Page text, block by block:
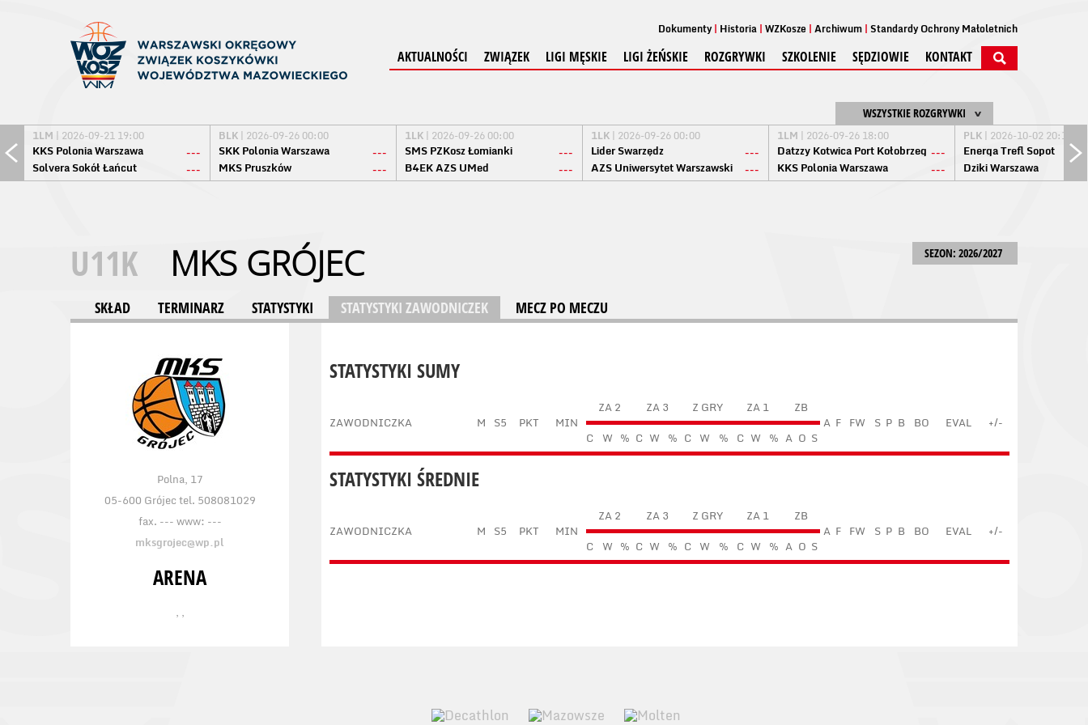
Dokumenty Historia WZKosze Archiwum Standardy Ochrony Małoletnich
AKTUALNOŚCI ZWIĄZEK LIGI MĘSKIE LIGI ŻEŃSKIE ROZGRYWKI SZKOLENIE SĘDZIOWIE KONTAKT
WSZYSTKIE ROZGRYWKI
1LM | 2026-09-21 19:00
KKS Polonia Warszawa
---
Solvera Sokół Łańcut
---
BLK | 2026-09-26 00:00
SKK Polonia Warszawa
---
MKS Pruszków
---
1LK | 2026-09-26 00:00
SMS PZKosz Łomianki
---
B4EK AZS UMed
---
1LK | 2026-09-26 00:00
Lider Swarzędz
---
AZS Uniwersytet Warszawski
---
1LM | 2026-09-26 18:00
Datzzy Kotwica Port Kołobrzeg ---
KKS Polonia Warszawa
---
PLK | 2026-10-02 20:15
Energa Trefl Sopot
Dziki Warszawa
SEZON: 2026/2027
U11K MKS GRÓJEC
SKŁAD TERMINARZ STATYSTYKI STATYSTYKI ZAWODNICZEK MECZ PO MECZU
Polna, 17
05-600 Grójec tel. 508081029
fax. --- www: ---
mksgrojec@wp.pl
ARENA
, ,
STATYSTYKI SUMY
ZAWODNICZKA M S5 PKT MIN
ZA 2 ZA 3 Z GRY ZA 1
ZB
A F FW S P B BO EVAL
+/-
C W % C W % C W % C W % A O S
STATYSTYKI ŚREDNIE
ZAWODNICZKA M S5 PKT MIN
ZA 2 ZA 3 Z GRY ZA 1
ZB
A F FW S P B BO EVAL
+/-
C W % C W % C W % C W % A O S